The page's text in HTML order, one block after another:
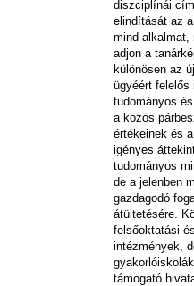
diszciplínái
elindítását az
mind alkalmat,
adjon a
különösen az
ügyéért felelős
tudományos
a közös
értékeinek és
igényes
tudományos
de a jelenben
gazdagodó
átültetésére.
felsőoktatási
intézmények,
támogató